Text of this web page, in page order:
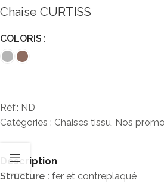
Chaise CURTISS
COLORIS
Réf.: ND
Catégories : Chaises tissu, Nos
Description
Structure : fer et contreplaqué